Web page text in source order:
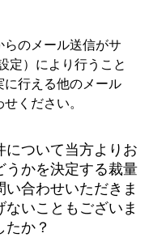
らのメール送信がサ
定）により行うこと
行える他のメール
ください。
について当方よりお
うかを決定する裁量
合わせいただきま
いこともございま
か？